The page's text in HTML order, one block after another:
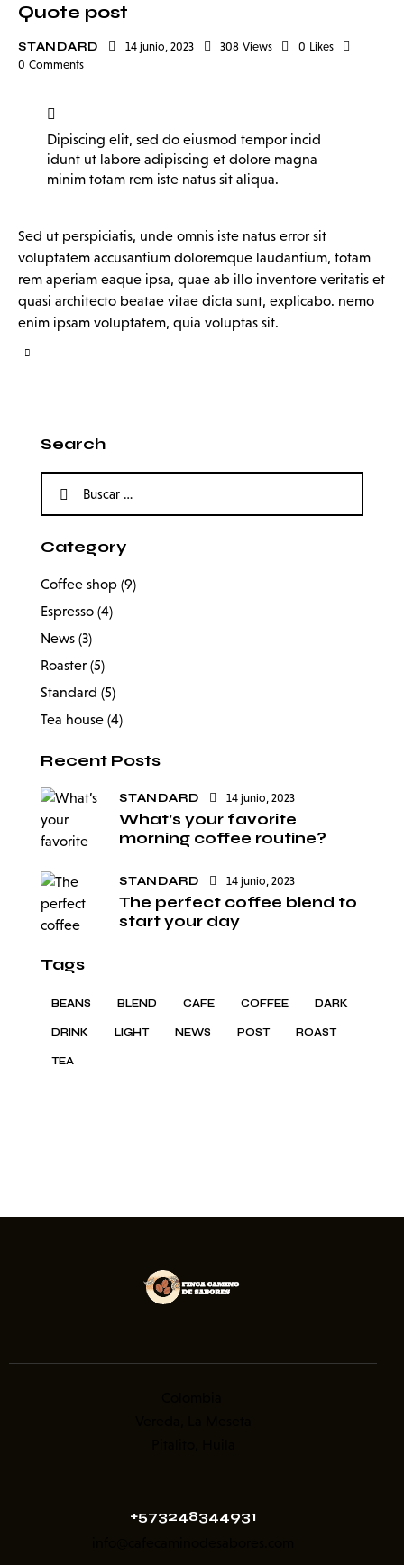
Quote post
STANDARD 14 junio, 2023 308 Views 0 Likes
0 Comments
Dipiscing elit, sed do eiusmod tempor incid
idunt ut labore adipiscing et dolore magna
minim totam rem iste natus sit aliqua.
Sed ut perspiciatis, unde omnis iste natus error sit
voluptatem accusantium doloremque laudantium, totam
rem aperiam eaque ipsa, quae ab illo inventore veritatis et
quasi architecto beatae vitae dicta sunt, explicabo. nemo
enim ipsam voluptatem, quia voluptas sit.
Search
Category
Coffee shop (9)
Espresso (4)
News (3)
Roaster (5)
Standard (5)
Tea house (4)
Recent Posts
STANDARD 14 junio, 2023
What’s your favorite
morning coffee routine?
STANDARD 14 junio, 2023
The perfect coffee blend to
start your day
Tags
BEANS BLEND CAFE COFFEE DARK
DRINK LIGHT NEWS POST ROAST
TEA
+573248344931